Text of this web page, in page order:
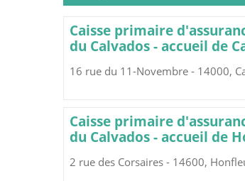
Caisse primaire
du Calvados - accueil de
16 rue du 11-Novembre - 14000,
Caisse primaire
du Calvados - accueil de
2 rue des Corsaires - 14600,